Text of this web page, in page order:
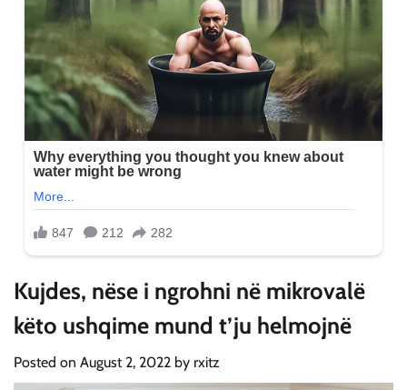
Kujdes, nëse i ngrohni në mikrovalë
këto ushqime mund t’ju helmojnë
Posted on August 2, 2022 by rxitz